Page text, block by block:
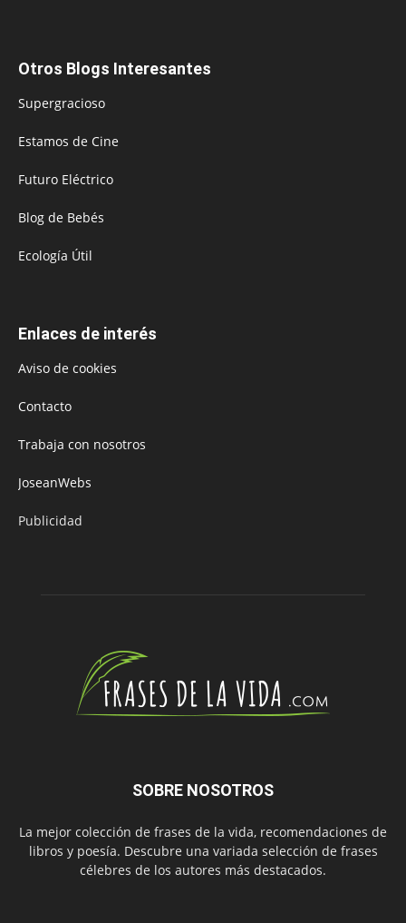
Otros Blogs Interesantes
Supergracioso
Estamos de Cine
Futuro Eléctrico
Blog de Bebés
Ecología Útil
Enlaces de interés
Aviso de cookies
Contacto
Trabaja con nosotros
JoseanWebs
Publicidad
SOBRE NOSOTROS
La mejor colección de frases de la vida, recomendaciones de
libros y poesía. Descubre una variada selección de frases
célebres de los autores más destacados.